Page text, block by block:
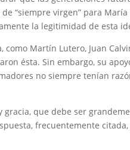
“siempre virgen” para
la legitimidad de esta
Martín Lutero, Juan
ésta. Sin embargo, su
no siempre tenían
que debe ser
frecuentemente